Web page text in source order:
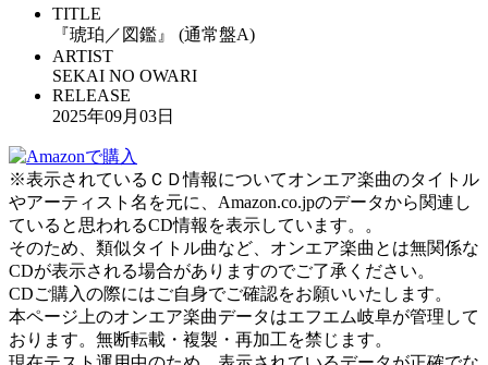
TITLE
『琥珀／図鑑』 (通常盤A)
ARTIST
SEKAI NO OWARI
RELEASE
2025年09月03日
※表示されているＣＤ情報についてオンエア楽曲のタイトル
やアーティスト名を元に、Amazon.co.jpのデータから関連し
ていると思われるCD情報を表示しています。。
そのため、類似タイトル曲など、オンエア楽曲とは無関係な
CDが表示される場合がありますのでご了承ください。
CDご購入の際にはご自身でご確認をお願いいたします。
本ページ上のオンエア楽曲データはエフエム岐阜が管理して
おります。無断転載・複製・再加工を禁じます。